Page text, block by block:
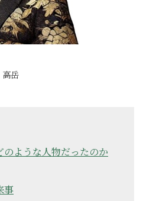
高岳
のような人物だったのか
事